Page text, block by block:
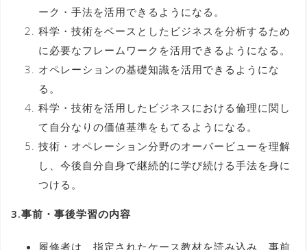
ーク・手法を活用できるようになる。
科学・技術をベースとしたビジネスを分析するため
に必要なフレームワークを活用できるようになる。
オペレーションの基礎知識を活用できるようにな
る。
科学・技術を活用したビジネスにおける倫理に関し
て自分なりの価値基準をもてるようになる。
技術・オペレーション分野のオーバービューを理解
し、今後自分自身で継続的に学び続ける手法を身に
つける。
3.事前・事後学習の内容
履修者は、指定されたケース教材を読み込み、事前